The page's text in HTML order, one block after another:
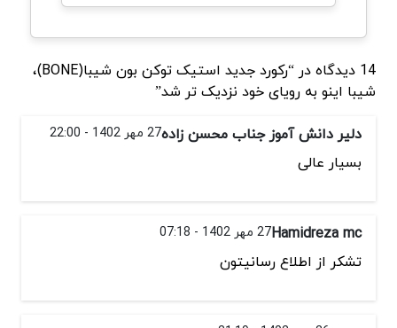
14 دیدگاه در “رکورد جدید استیک توکن بون شیبا(BONE)،
شیبا اینو به رویای خود نزدیک تر شد”
دلیر دانش آموز جناب محسن زاده27 مهر 1402 - 22:00
بسیار عالی
Hamidreza mc27 مهر 1402 - 07:18
تشكر از اطلاع رسانيتون